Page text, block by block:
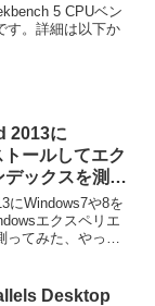
5 CPUベン
す。詳細は以下か
2013に
ールしてエク
デックスを測っ
にWindows7や8を
エクスペリエ
てみた、やっぱ
細は以下から。
Desktop